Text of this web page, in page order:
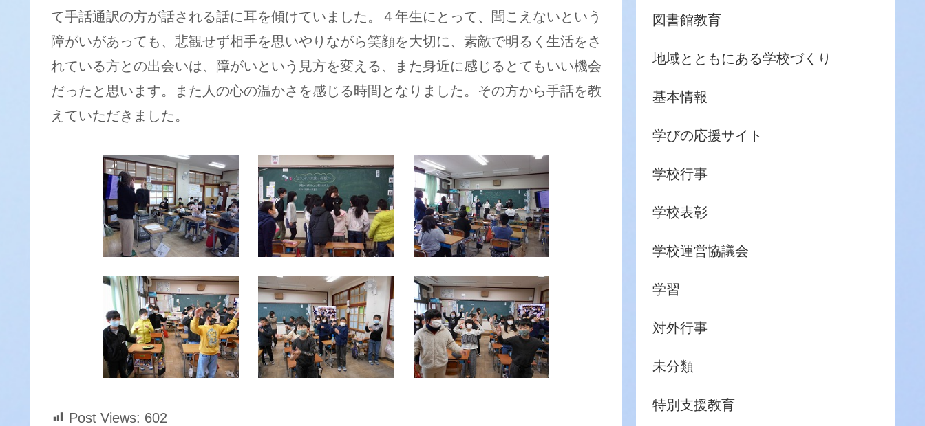
て手話通訳の方が話される話に耳を傾けていました。４年生にとって、聞こえないという
障がいがあっても、悲観せず相手を思いやりながら笑顔を大切に、素敵で明るく生活をさ
れている方との出会いは、障がいという見方を変える、また身近に感じるとてもいい機会
だったと思います。また人の心の温かさを感じる時間となりました。その方から手話を教
えていただきました。
Post Views: 602
図書館教育
地域とともにある学校づくり
基本情報
学びの応援サイト
学校行事
学校表彰
学校運営協議会
学習
対外行事
未分類
特別支援教育